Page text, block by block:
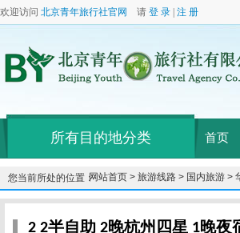
欢迎访问 北京青年旅行社官网 请 登 录 注 册
所有目的地分类 首页
您当前所处的位置：网站首页 > 旅游线路 > 国内旅游 >
2 2半自助 2晚杭州四星 1晚